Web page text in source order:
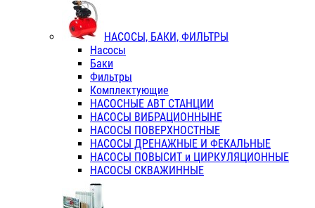
НАСОСЫ, БАКИ, ФИЛЬТРЫ
Насосы
Баки
Фильтры
Комплектующие
НАСОСНЫЕ АВТ СТАНЦИИ
НАСОСЫ ВИБРАЦИОННЫНЕ
НАСОСЫ ПОВЕРХНОСТНЫЕ
НАСОСЫ ДРЕНАЖНЫЕ И ФЕКАЛЬНЫЕ
НАСОСЫ ПОВЫСИТ и ЦИРКУЛЯЦИОННЫЕ
НАСОСЫ СКВАЖИННЫЕ